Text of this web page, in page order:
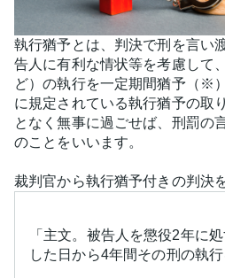
執行猶予とは、判決で刑を言い
告人に有利な情状等を考慮して
ど）の執行を一定期間猶予（※
に規定されている執行猶予の取
となく無事に過ごせば、刑罰の
のことをいいます。
裁判官から執行猶予付きの判決
「主文。被告人を懲役2年に
した日から4年間その刑の執行